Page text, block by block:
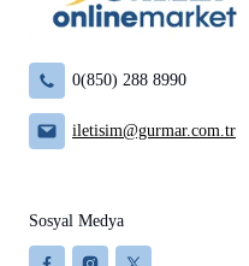
0(850) 288 8990
iletisim@gurmar.com.tr
Sosyal Medya